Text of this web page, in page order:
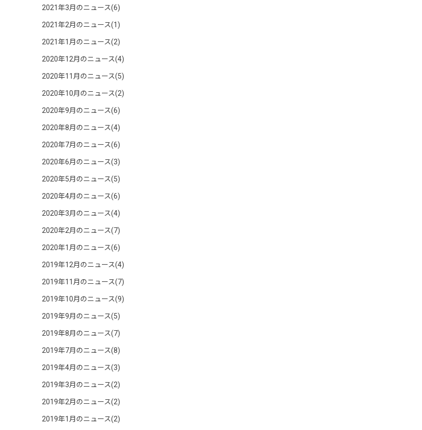
2021年3月のニュース(6)
2021年2月のニュース(1)
2021年1月のニュース(2)
2020年12月のニュース(4)
2020年11月のニュース(5)
2020年10月のニュース(2)
2020年9月のニュース(6)
2020年8月のニュース(4)
2020年7月のニュース(6)
2020年6月のニュース(3)
2020年5月のニュース(5)
2020年4月のニュース(6)
2020年3月のニュース(4)
2020年2月のニュース(7)
2020年1月のニュース(6)
2019年12月のニュース(4)
2019年11月のニュース(7)
2019年10月のニュース(9)
2019年9月のニュース(5)
2019年8月のニュース(7)
2019年7月のニュース(8)
2019年4月のニュース(3)
2019年3月のニュース(2)
2019年2月のニュース(2)
2019年1月のニュース(2)